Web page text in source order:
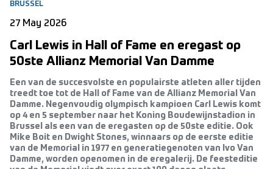
BRUSSEL
27 May 2026
Carl Lewis in Hall of Fame en eregast op
50ste Allianz Memorial Van Damme
Een van de succesvolste en populairste atleten aller tijden
treedt toe tot de Hall of Fame van de Allianz Memorial Van
Damme. Negenvoudig olympisch kampioen Carl Lewis komt
op 4 en 5 september naar het Koning Boudewijnstadion in
Brussel als een van de eregasten op de 50ste editie. Ook
Mike Boit en Dwight Stones, winnaars op de eerste editie
van de Memorial in 1977 en generatiegenoten van Ivo Van
Damme, worden openomen in de eregalerij. De feesteditie